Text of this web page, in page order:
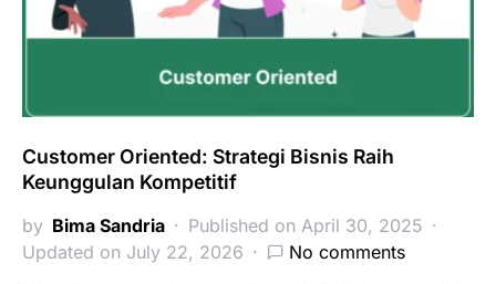
Customer Oriented: Strategi Bisnis Raih
Keunggulan Kompetitif
by Bima Sandria
Published on April 30, 2025
Updated on July 22, 2026
No comments